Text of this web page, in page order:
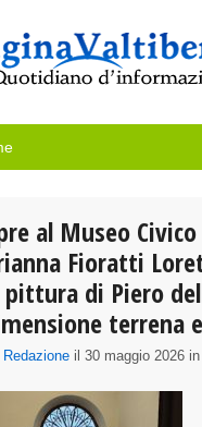
al Museo
Fioratti
pittura di Piero
terrena
Redazione il 30 maggio 2026 in